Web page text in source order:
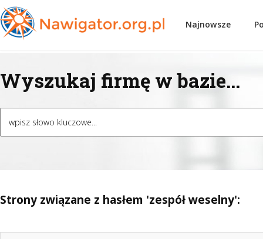
Najnowsze
Wyszukaj firmę w bazie...
Strony związane z hasłem 'zespół weselny':